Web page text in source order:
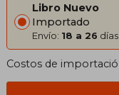
Libro Nuevo
Importado
Envío: 18 a 26
Costos de